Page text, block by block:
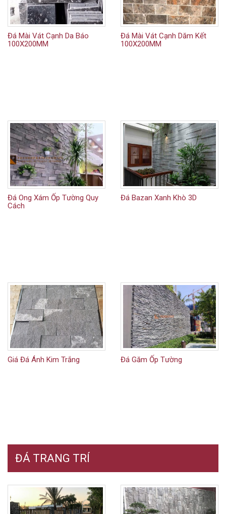
Đá Mài Vát Cạnh Da Báo
100X200MM
Đá Mài Vát Cạnh Dăm Kết
100X200MM
Đá Ong Xám Ốp Tường Quy
Cách
Đá Bazan Xanh Khò 3D
Giá Đá Ánh Kim Trắng Đá Găm Ốp Tường
ĐÁ TRANG TRÍ